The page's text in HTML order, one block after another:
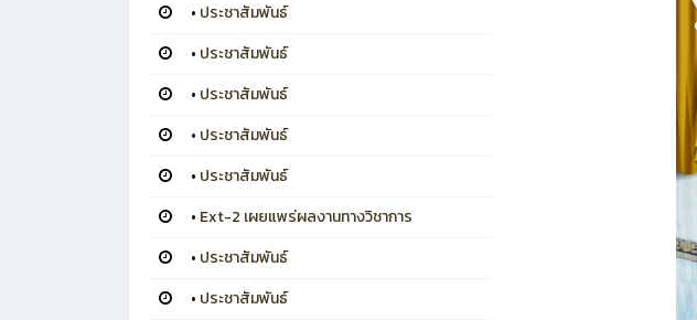
• ประชาสัมพันธ์
• ประชาสัมพันธ์
• ประชาสัมพันธ์
• ประชาสัมพันธ์
• ประชาสัมพันธ์
• Ext-2 เผยแพร่ผลงานทางวิชาการ
• ประชาสัมพันธ์
• ประชาสัมพันธ์